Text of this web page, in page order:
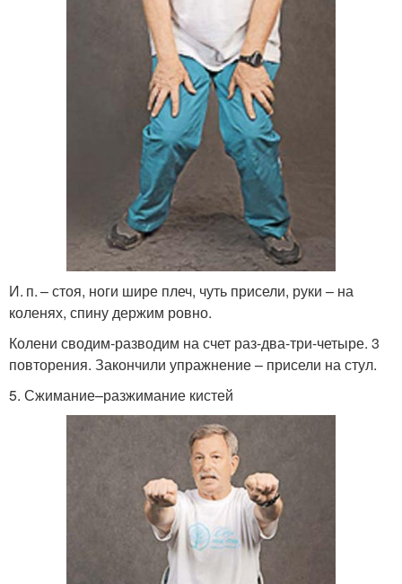
И. п. – стоя, ноги шире плеч, чуть присели, руки – на
коленях, спину держим ровно.
Колени сводим-разводим на счет раз-два-три-четыре. 3
повторения. Закончили упражнение – присели на стул.
5. Сжимание–разжимание кистей